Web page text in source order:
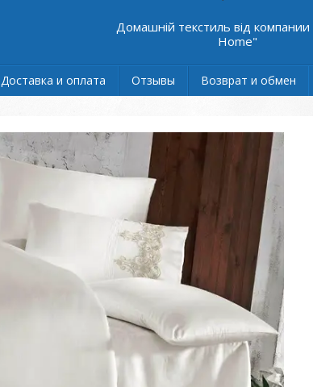
Домашній текстиль від
Home"
Доставка и оплата Отзывы Возврат и обмен